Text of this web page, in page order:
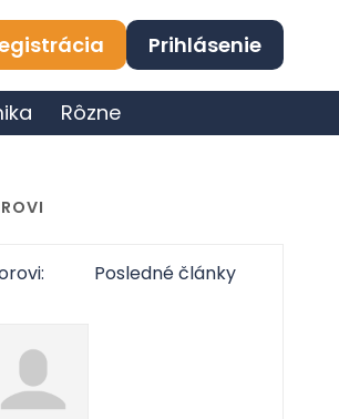
Prihlásenie
Rôzne
Posledné články